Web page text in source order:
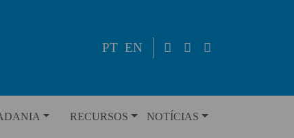
PT EN
RECURSOS NOTÍCIAS